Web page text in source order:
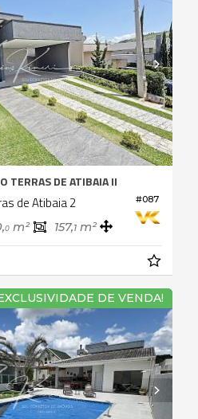
#087
TERRAS DE ATIBAIA II
de Atibaia 2
0 m² 157,1 m²
DE VENDA!